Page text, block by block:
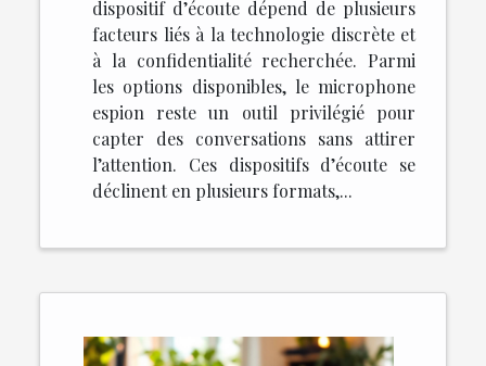
dispositif d’écoute dépend de plusieurs
facteurs liés à la technologie discrète et
à la confidentialité recherchée. Parmi
les options disponibles, le microphone
espion reste un outil privilégié pour
capter des conversations sans attirer
l’attention. Ces dispositifs d’écoute se
déclinent en plusieurs formats,...